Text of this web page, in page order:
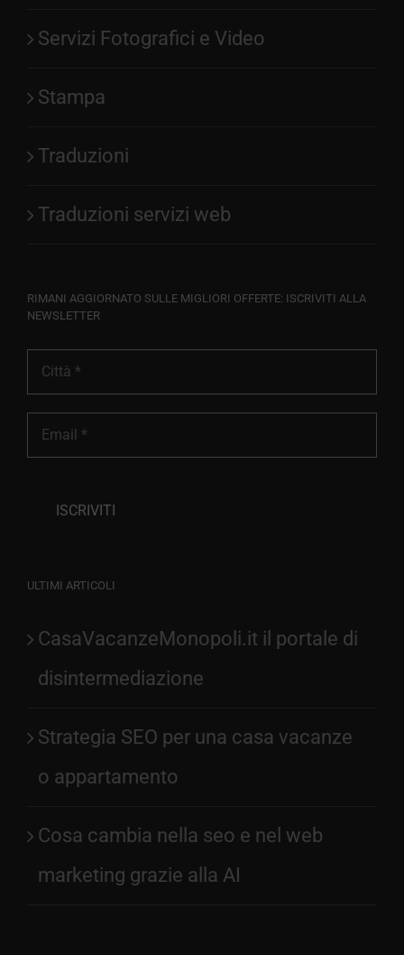
Servizi Fotografici e Video
Stampa
Traduzioni
Traduzioni servizi web
RIMANI AGGIORNATO SULLE MIGLIORI OFFERTE: ISCRIVITI ALLA
NEWSLETTER
ULTIMI ARTICOLI
CasaVacanzeMonopoli.it il portale di
disintermediazione
Strategia SEO per una casa vacanze
o appartamento
Cosa cambia nella seo e nel web
marketing grazie alla AI